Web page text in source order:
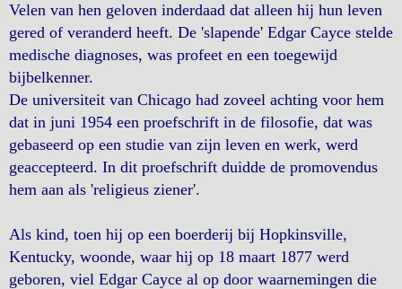
Velen van hen geloven inderdaad dat alleen hij hun leven
gered of veranderd heeft. De 'slapende' Edgar Cayce stelde
medische diagnoses, was profeet en een toegewijd
bijbelkenner.
De universiteit van Chicago had zoveel achting voor hem
dat in juni 1954 een proefschrift in de filosofie, dat was
gebaseerd op een studie van zijn leven en werk, werd
geaccepteerd. In dit proefschrift duidde de promovendus
hem aan als 'religieus ziener'.
Als kind, toen hij op een boerderij bij Hopkinsville,
Kentucky, woonde, waar hij op 18 maart 1877 werd
geboren, viel Edgar Cayce al op door waarnemingen die